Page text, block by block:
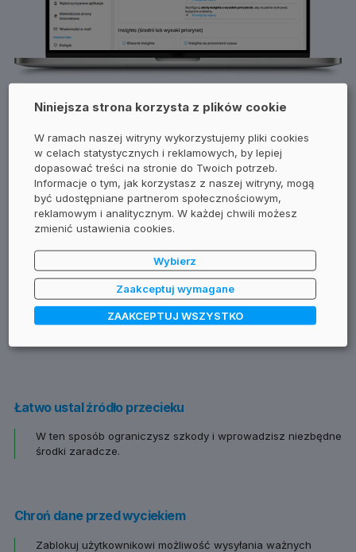
Poznaj Safetica
odporność na zagrożenia wewnętrzne i utratę danych
łatwa w obsłudze dla użytkowników i we wdrożeniu do
infrastruktury
chroni dane podczas pracy hybrydowej
ułatwia spełnianie wymogów wynikających z regulacji
Łatwo ustal źródło przecieku
W ten sposób ograniczysz szkody i wprowadzisz niezbędne
środki zaradcze.
Chroń dane przed wyciekiem
Zablokuj użytkownikowi możliwość wysyłania ważnych
Niniejsza strona korzysta z plików cookie
W ramach naszej witryny wykorzystujemy pliki cookies
w celach statystycznych i reklamowych, by lepiej
dopasować treści na stronie do Twoich potrzeb.
Informacje o tym, jak korzystasz z naszej witryny, mogą
być udostępniane partnerom społecznościowym,
reklamowym i analitycznym. W każdej chwili możesz
zmienić ustawienia cookies.
Wybierz
Zaakceptuj wymagane
ZAAKCEPTUJ WSZYSTKO